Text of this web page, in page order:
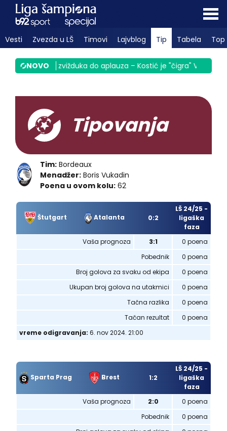
Vesti Zvezda u LŠ Timovi Lajvblog Tip Tabela Top
NOVO
Sek od zvižduka do aplauza – Kostić je "čigra" VIDEO
Tipovanja
Tim: Bordeaux
Menadžer: Boris Vukadin
Poena u ovom kolu: 62
Štutgart Atalanta 0:2
LŠ 24/25 -
ligaška
faza
Vaša prognoza
3:1
0 poena
Pobednik
0 poena
Broj golova za svaku od ekipa
0 poena
Ukupan broj golova na utakmici
0 poena
Tačna razlika
0 poena
Tačan rezultat
0 poena
vreme odigravanja: 6. nov 2024. 21:00
Sparta Prag Brest 1:2
LŠ 24/25 -
ligaška
faza
Vaša prognoza
2:0
0 poena
Pobednik
0 poena